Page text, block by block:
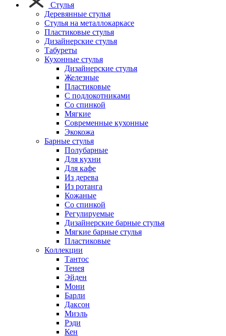
Стулья
Деревянные стулья
Стулья на металлокаркасе
Пластиковые стулья
Дизайнерские стулья
Табуреты
Кухонные стулья
Дизайнерские стулья
Железные
Пластиковые
С подлокотниками
Со спинкой
Мягкие
Современные кухонные
Экокожа
Барные стулья
Полубарные
Для кухни
Для кафе
Из дерева
Из ротанга
Кожаные
Со спинкой
Регулируемые
Дизайнерские барные стулья
Мягкие барные стулья
Пластиковые
Коллекции
Тантос
Тенея
Эйден
Мони
Барли
Даксон
Миэль
Рэди
Кен